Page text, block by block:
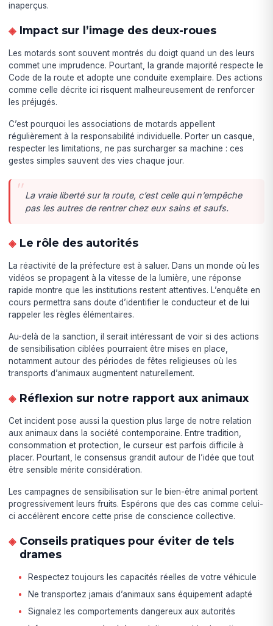
inaperçus.
Impact sur l’image des deux-roues
Les motards sont souvent montrés du doigt quand un des leurs
commet une imprudence. Pourtant, la grande majorité respecte le
Code de la route et adopte une conduite exemplaire. Des actions
comme celle décrite ici risquent malheureusement de renforcer
les préjugés.
C’est pourquoi les associations de motards appellent
régulièrement à la responsabilité individuelle. Porter un casque,
respecter les limitations, ne pas surcharger sa machine : ces
gestes simples sauvent des vies chaque jour.
La vraie liberté sur la route, c’est celle qui n’empêche
pas les autres de rentrer chez eux sains et saufs.
Le rôle des autorités
La réactivité de la préfecture est à saluer. Dans un monde où les
vidéos se propagent à la vitesse de la lumière, une réponse
rapide montre que les institutions restent attentives. L’enquête en
cours permettra sans doute d’identifier le conducteur et de lui
rappeler les règles élémentaires.
Au-delà de la sanction, il serait intéressant de voir si des actions
de sensibilisation ciblées pourraient être mises en place,
notamment autour des périodes de fêtes religieuses où les
transports d’animaux augmentent naturellement.
Réflexion sur notre rapport aux animaux
Cet incident pose aussi la question plus large de notre relation
aux animaux dans la société contemporaine. Entre tradition,
consommation et protection, le curseur est parfois difficile à
placer. Pourtant, le consensus grandit autour de l’idée que tout
être sensible mérite considération.
Les campagnes de sensibilisation sur le bien-être animal portent
progressivement leurs fruits. Espérons que des cas comme celui-
ci accélèrent encore cette prise de conscience collective.
Conseils pratiques pour éviter de tels
drames
Respectez toujours les capacités réelles de votre véhicule
Ne transportez jamais d’animaux sans équipement adapté
Signalez les comportements dangereux aux autorités